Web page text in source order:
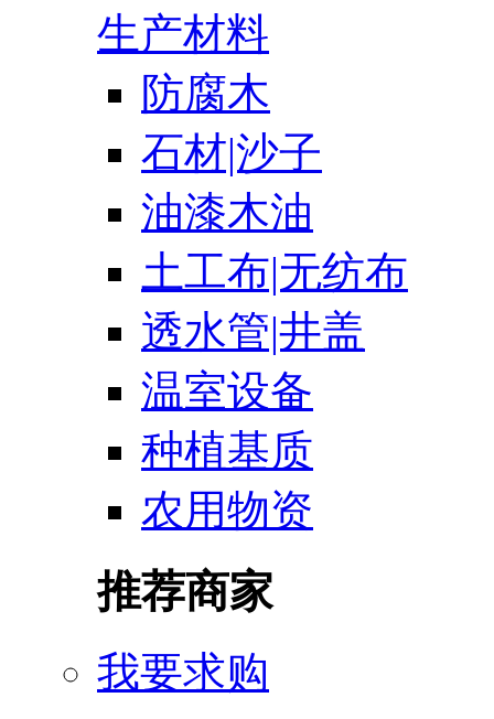
生产材料
防腐木
石材|沙子
油漆木油
土工布|无纺布
透水管|井盖
温室设备
种植基质
农用物资
推荐商家
我要求购